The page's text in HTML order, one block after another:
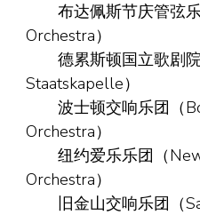
布达佩斯节庆管弦乐
Orchestra）
德累斯顿国立歌剧院
Staatskapelle）
波士顿交响乐团（
Orchestra）
纽约爱乐乐团（New
Orchestra）
旧金山交响乐团（